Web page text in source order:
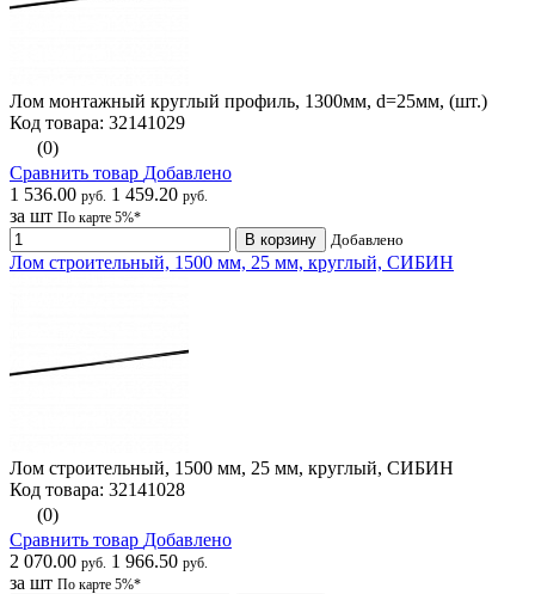
Лом монтажный круглый профиль, 1300мм, d=25мм, (шт.)
Код товара: 32141029
(0)
Сравнить товар Добавлено
1 536.00 руб. 1 459.20 руб.
за шт По карте 5%*
В корзину Добавлено
Лом строительный, 1500 мм, 25 мм, круглый, СИБИН
Лом строительный, 1500 мм, 25 мм, круглый, СИБИН
Код товара: 32141028
(0)
Сравнить товар Добавлено
2 070.00 руб. 1 966.50 руб.
за шт По карте 5%*